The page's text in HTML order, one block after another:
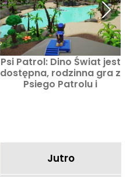
Psi Patrol: Dino Świat jest
dostępna, rodzinna gra z
Psiego Patrolu i
Jutro